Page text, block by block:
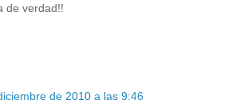
de verdad!!
de 2010 a las 9:46